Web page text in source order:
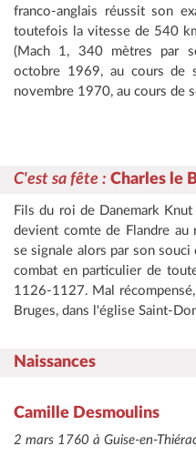
franco-anglais réussit son
toutefois la vitesse de 540
(Mach 1, 340 mètres par
octobre 1969, au cours
novembre 1970, au cours de
C'est sa fête : Charles le
Fils du roi de Danemark
devient comte de Flandre au
se signale alors par son souci
combat en particulier de
1126-1127. Mal
Bruges, dans l'église Saint-
Naissances
Camille Desmoulins
2 mars 1760 à Guise-en-